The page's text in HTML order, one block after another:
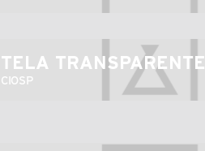
TELA TRANSPARENTE
CIOSP